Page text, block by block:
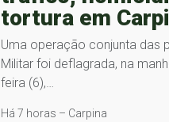
tortura em
Uma operação conjunta das
Militar foi deflagrada, na
feira (6),…
Há 7 horas – Carpina